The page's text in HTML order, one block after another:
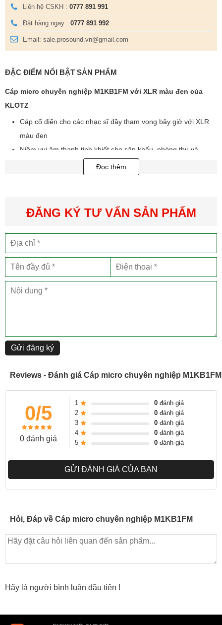
Liên hệ CSKH : 0777 891 991
Đặt hàng ngay : 0777 891 992
Email: sale.prosound.vn@gmail.com
ĐẶC ĐIỂM NỔI BẬT SẢN PHẨM
Cáp micro chuyên nghiệp M1KB1FM với XLR màu đen của
KLOTZ
Cáp cổ điển cho các nhạc sĩ đầy tham vọng bây giờ với XLR
màu đen
Niềm vui âm thanh tinh khiết cho sân khấu, phòng thu và
Vật liệu chất lượng hàng đầu: áo khoác PVC, khiên xoắn ốc
Mang đến một âm thanh mạnh mẽ, minh bạch và quyết đoán
Điện dung thấp
Thiết kế lõi xoắn chất béo, can thiệp tối thiểu
Thông số kỹ thuật
manufacturer XLR KLOTZ
XLR design
color
length
Đọc thêm
ĐĂNG KÝ TƯ VẤN SẢN PHẨM
Gửi đăng ký
Reviews - Đánh giá Cáp micro chuyên nghiệp M1KB1FM
0/5
0 đánh giá
1 0đánh giá
2
0đánh giá
3
0đánh giá
4
0đánh giá
5
0đánh giá
GỬI ĐÁNH GIÁ CỦA BẠN
Hỏi, Đáp về Cáp micro chuyên nghiệp M1KB1FM
Hãy là người bình luận đầu tiên !